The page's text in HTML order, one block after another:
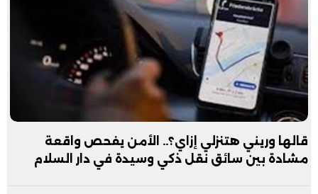
قالها وريني هتنزلي إزاي؟.. الأمن يفحص واقعة
مشادة بين سائق نقل ذكي وسيدة في دار السلام